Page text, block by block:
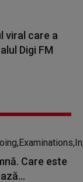
viral care a
Digi FM
Care este